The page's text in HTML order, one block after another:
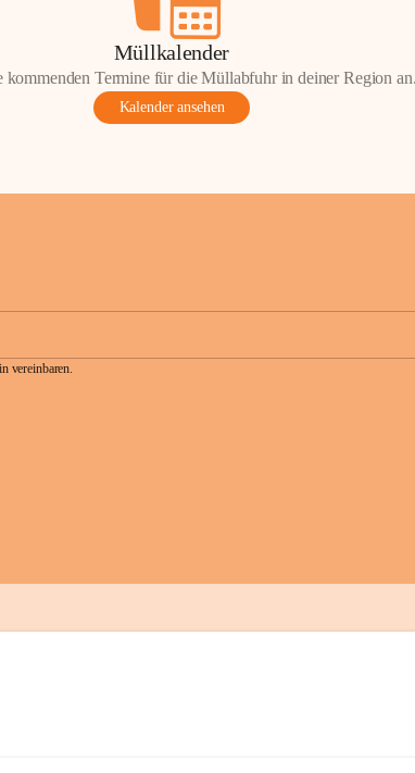
Müllkalender
kommenden Termine für die Müllabfuhr in deiner Region
Kalender ansehen
vereinbaren.